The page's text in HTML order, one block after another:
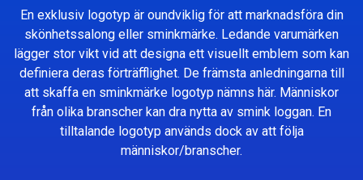
En exklusiv logotyp är oundviklig för att marknadsföra din
skönhetssalong eller sminkmärke. Ledande varumärken
lägger stor vikt vid att designa ett visuellt emblem som kan
definiera deras förträfflighet. De främsta anledningarna till
att skaffa en sminkmärke logotyp nämns här. Människor
från olika branscher kan dra nytta av smink loggan. En
tilltalande logotyp används dock av att följa
människor/branscher.